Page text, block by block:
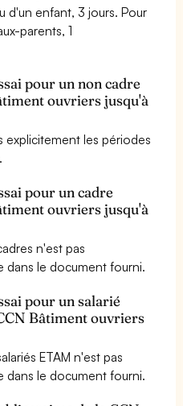
d'un enfant, 3 jours. Pour
parents, 1
pour un non cadre
ouvriers jusqu'à
explicitement les périodes
pour un cadre
ouvriers jusqu'à
n'est pas
le document fourni.
pour un salarié
Bâtiment ouvriers
ETAM n'est pas
le document fourni.